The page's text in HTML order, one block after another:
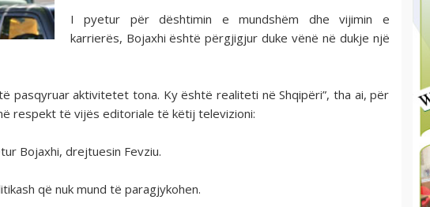
I pyetur për dështimin e mundshëm dhe vijimin e
karrierës, Bojaxhi është përgjigjur duke vënë në dukje një
pasqyruar aktivitetet tona. Ky është realiteti në Shqipëri”, tha ai, për
respekt të vijës editoriale të këtij televizioni:
Bojaxhi, drejtuesin Fevziu.
që nuk mund të paragjykohen.